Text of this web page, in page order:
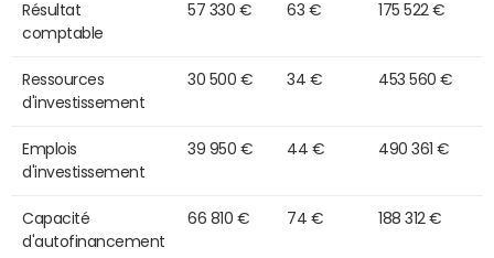
Résultat
comptable
57 330 € 63 € 175 522 €
Ressources
d'investissement
30 500 € 34 € 453 560 €
Emplois
d'investissement
39 950 € 44 € 490 361 €
Capacité
d'autofinancement
66 810 € 74 € 188 312 €